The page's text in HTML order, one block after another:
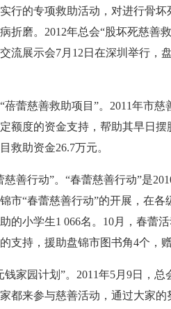
行的专项救助活动，对进行骨
折磨。2012年总会“股坏死慈善
流展示会7月12日在深圳举行，
蕾慈善救助项目”。2011年市
额度的资金支持，帮助其早日
救助资金26.7万元。
善行动”。“春蕾慈善行动”是
市“春蕾慈善行动”的开展，在
的小学生1 066名。10月，春蕾
支持，援助盘锦市图书角4个，
家园计划”。2011年5月9日，
都来参与慈善活动，通过大家